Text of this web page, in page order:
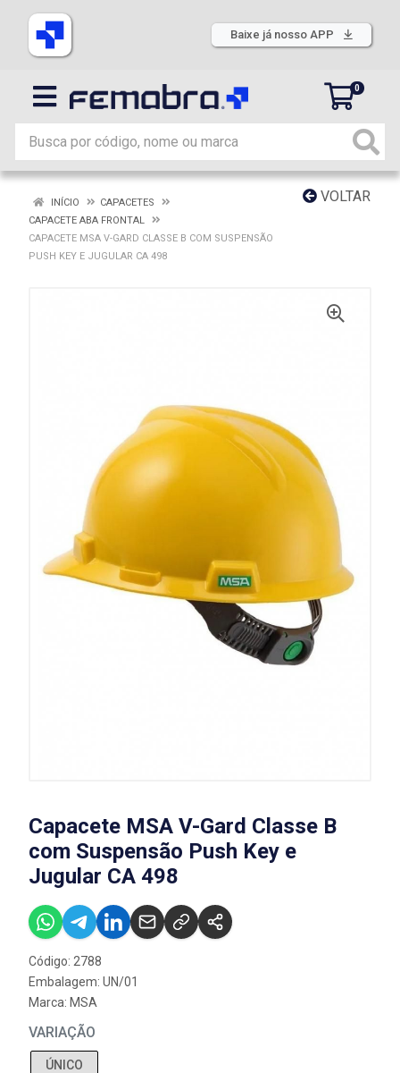
Baixe já nosso APP
0
VOLTAR
INÍCIO
CAPACETES
CAPACETE ABA FRONTAL
CAPACETE MSA V-GARD CLASSE B COM SUSPENSÃO
PUSH KEY E JUGULAR CA 498
Capacete MSA V-Gard Classe B
com Suspensão Push Key e
Jugular CA 498
Código: 2788
Embalagem: UN/01
Marca: MSA
VARIAÇÃO
ÚNICO